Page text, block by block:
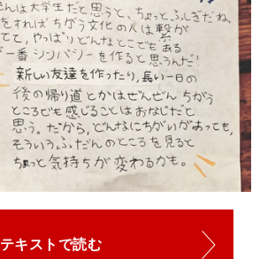
テキストで読む